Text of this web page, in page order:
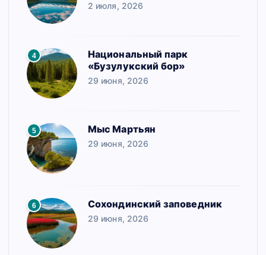
2 июля, 2026
4
Национальный парк
«Бузулукский бор»
29 июня, 2026
5 Мыс Мартьян
29 июня, 2026
6 Сохондинский заповедник
29 июня, 2026